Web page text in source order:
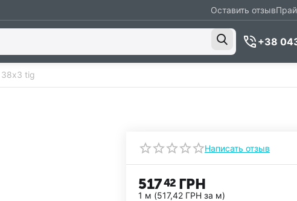
Оставить отзыв
+38
tig
Написать отзыв
51742 ГРН
1 м (517,42 ГРН за м)